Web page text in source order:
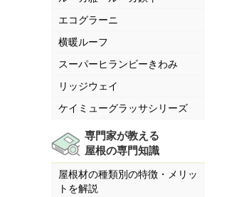
エコグラーニ
横暖ルーフ
スーパーヒランビーきわみ
リッジウェイ
ケイミューグラッサシリーズ
専門家が教える
屋根の専門知識
屋根材の種類別の特徴・メリッ
トを解説